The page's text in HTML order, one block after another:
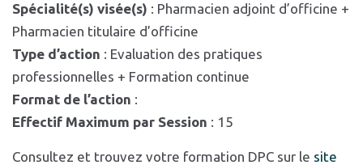
Spécialité(s) visée(s) : Pharmacien adjoint d’officine +
Pharmacien titulaire d’officine
Type d’action : Evaluation des pratiques
professionnelles + Formation continue
Format de l’action :
Effectif Maximum par Session : 15
Consultez et trouvez votre formation DPC sur le site